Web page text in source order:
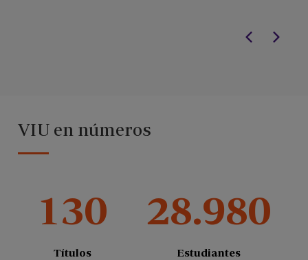
VIU en números
130
Títulos
28.980
Estudiantes